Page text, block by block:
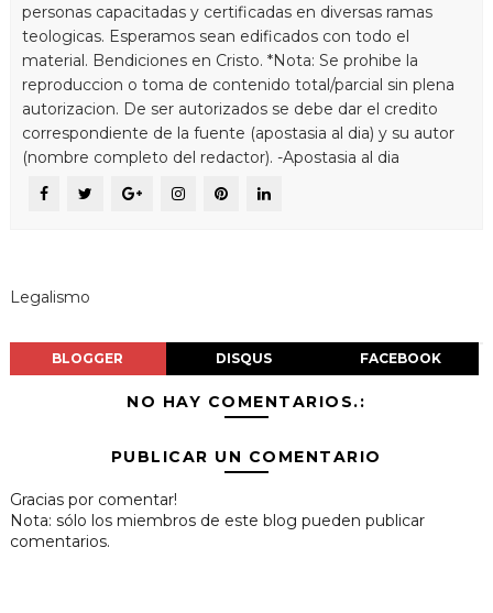
personas capacitadas y certificadas en diversas ramas
teologicas. Esperamos sean edificados con todo el
material. Bendiciones en Cristo. *Nota: Se prohibe la
reproduccion o toma de contenido total/parcial sin plena
autorizacion. De ser autorizados se debe dar el credito
correspondiente de la fuente (apostasia al dia) y su autor
(nombre completo del redactor). -Apostasia al dia
Legalismo
BLOGGER DISQUS FACEBOOK
NO HAY COMENTARIOS.:
PUBLICAR UN COMENTARIO
Gracias por comentar!
Nota: sólo los miembros de este blog pueden publicar
comentarios.